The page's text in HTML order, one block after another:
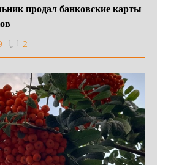
продал банковские карты
2